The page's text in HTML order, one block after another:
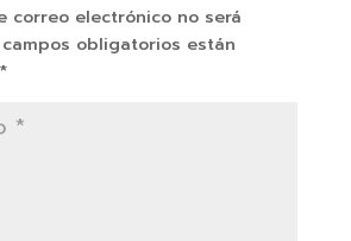
correo electrónico no será
campos obligatorios están
*